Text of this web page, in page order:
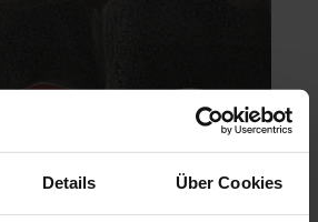
Details Über Cookies